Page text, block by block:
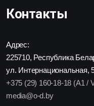
Контакты
Адрес:
225710, Республика
ул. Интернациональная,
+375 (29) 160-18-18 (A1 /
media@o-d.by